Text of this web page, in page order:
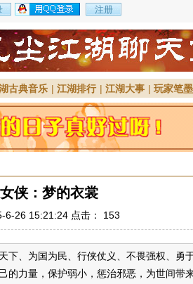
古典音乐 | 江湖排行 | 江湖大事 | 玩家笔墨
侠：梦的衣裳
6-26 15:21:24 点击： 153
下、为国为民、行侠仗义、不畏强权、勇
力量，保护弱小，惩治邪恶，为世间带